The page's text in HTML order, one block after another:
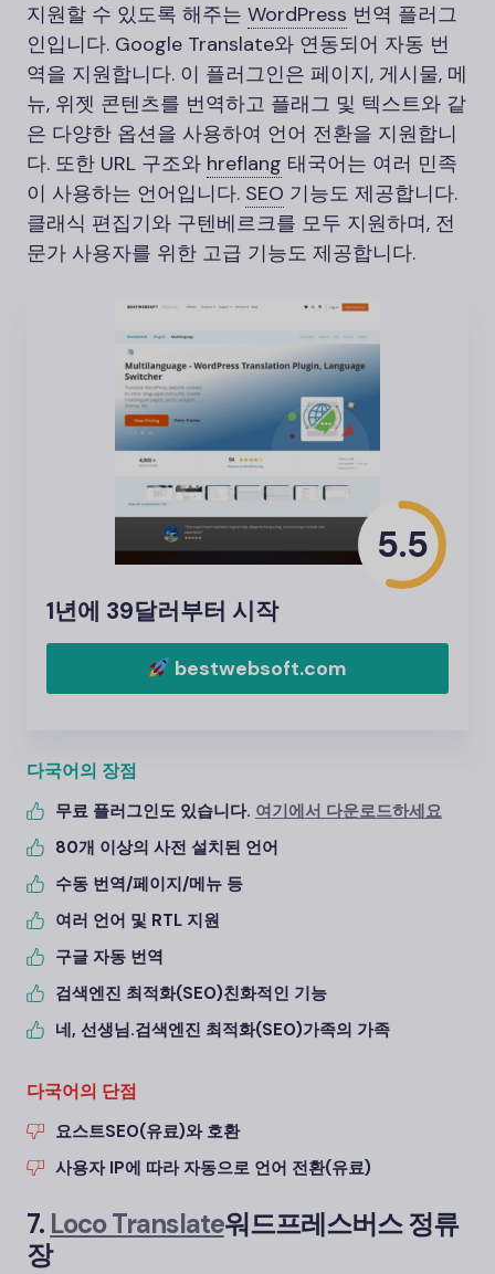
지원할 수 있도록 해주는 WordPress 번역 플러그
인입니다. Google Translate와 연동되어 자동 번
역을 지원합니다. 이 플러그인은 페이지, 게시물, 메
뉴, 위젯 콘텐츠를 번역하고 플래그 및 텍스트와 같
은 다양한 옵션을 사용하여 언어 전환을 지원합니
다. 또한 URL 구조와 hreflang 태국어는 여러 민족
이 사용하는 언어입니다. SEO 기능도 제공합니다.
클래식 편집기와 구텐베르크를 모두 지원하며, 전
문가 사용자를 위한 고급 기능도 제공합니다.
5.5
1년에 39달러부터 시작
bestwebsoft.com
다국어의 장점
무료 플러그인도 있습니다. 여기에서 다운로드하세요
80개 이상의 사전 설치된 언어
수동 번역/페이지/메뉴 등
여러 언어 및 RTL 지원
구글 자동 번역
검색엔진 최적화(SEO)친화적인 기능
네, 선생님.검색엔진 최적화(SEO)가족의 가족
다국어의 단점
요스트SEO(유료)와 호환
사용자 IP에 따라 자동으로 언어 전환(유료)
7. Loco Translate워드프레스버스 정류
장